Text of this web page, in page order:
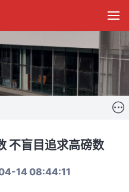
不盲目追求高磅数
14 08:44:11